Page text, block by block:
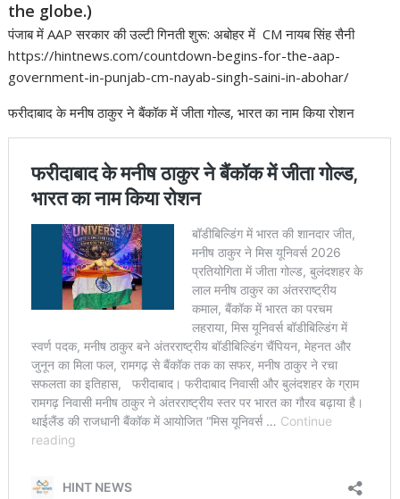
the globe.)
पंजाब में AAP सरकार की उल्टी गिनती शुरू: अबोहर में CM नायब सिंह सैनी
https://hintnews.com/countdown-begins-for-the-aap-
government-in-punjab-cm-nayab-singh-saini-in-abohar/
फरीदाबाद के मनीष ठाकुर ने बैंकॉक में जीता गोल्ड, भारत का नाम किया रोशन